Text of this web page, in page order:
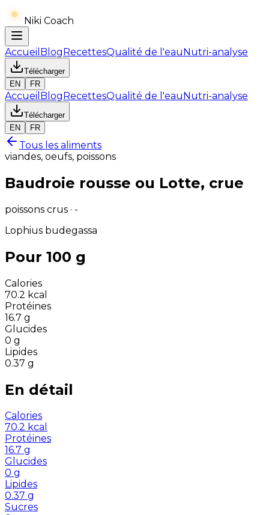
Niki Coach
Accueil BlogRecettesQualité de l'eauNutri-analyse
Télécharger
EN
FR
Accueil BlogRecettesQualité de l'eauNutri-analyse
Télécharger
EN
FR
Tous les aliments
viandes, oeufs, poissons
Baudroie rousse ou Lotte, crue
poissons crus · -
Lophius budegassa
Pour 100 g
Calories
70.2 kcal
Protéines
16.7 g
Glucides
0 g
Lipides
0.37 g
En détail
Calories
70.2 kcal
Protéines
16.7 g
Glucides
0 g
Lipides
0.37 g
Sucres